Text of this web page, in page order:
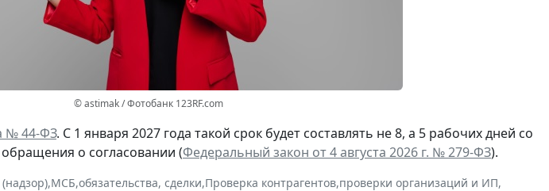
© astimak / Фотобанк 123RF.com
№ 44-ФЗ. С 1 января 2027 года такой срок будет составлять не 8, а 5 рабочих дней со
о согласовании (Федеральный закон от 4 августа 2026 г. № 279-ФЗ).
,МСБ,обязательства, сделки,Проверка контрагентов,проверки организаций и ИП,